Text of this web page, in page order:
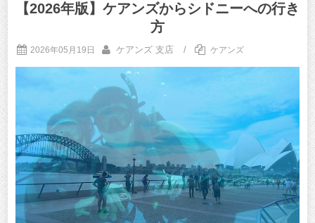
【2026年版】ケアンズからシドニーへの行き
方
2026年05月19日 ケアンズ 支店 / ケアンズ